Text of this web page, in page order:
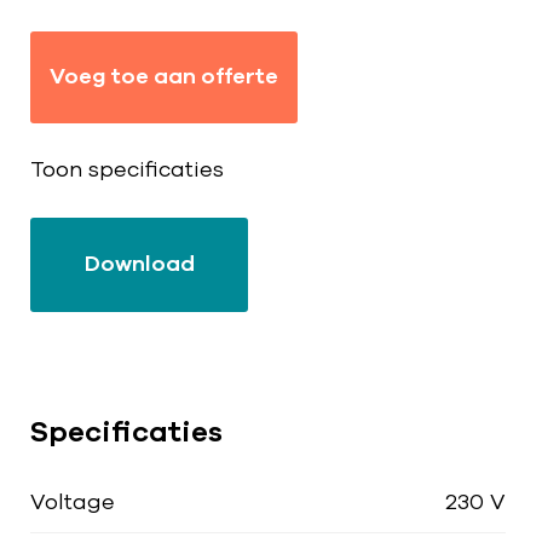
Voeg toe aan offerte
Toon specificaties
Download
Specificaties
Voltage 230 V